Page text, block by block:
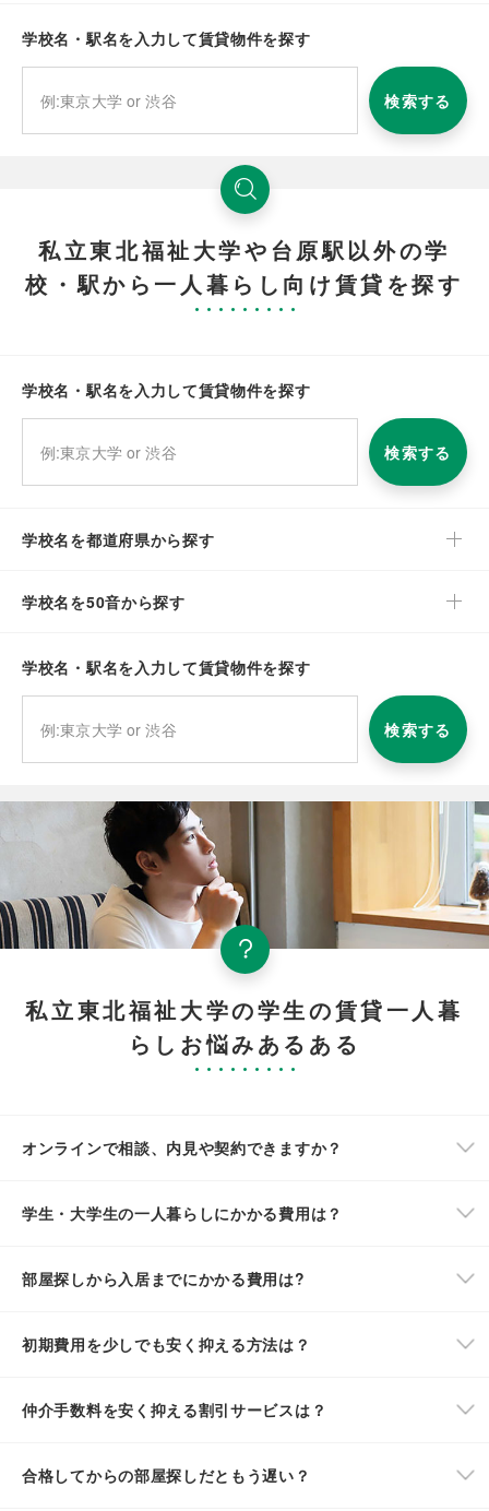
学校名・駅名を入力して賃貸物件を探す
検索する
私立東北福祉大学や台原駅以外の学
校・駅から一人暮らし向け賃貸を探す
学校名・駅名を入力して賃貸物件を探す
検索する
学校名を都道府県から探す
学校名を50音から探す
学校名・駅名を入力して賃貸物件を探す
検索する
私立東北福祉大学の学生の賃貸一人暮
らしお悩みあるある
オンラインで相談、内見や契約できますか？
学生・大学生の一人暮らしにかかる費用は？
部屋探しから入居までにかかる費用は?
初期費用を少しでも安く抑える方法は？
仲介手数料を安く抑える割引サービスは？
合格してからの部屋探しだともう遅い？